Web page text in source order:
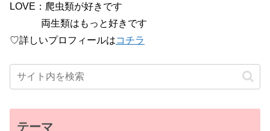
LOVE：爬虫類が好きです
両生類はもっと好きです
♡詳しいプロフィールはコチラ
テーマ